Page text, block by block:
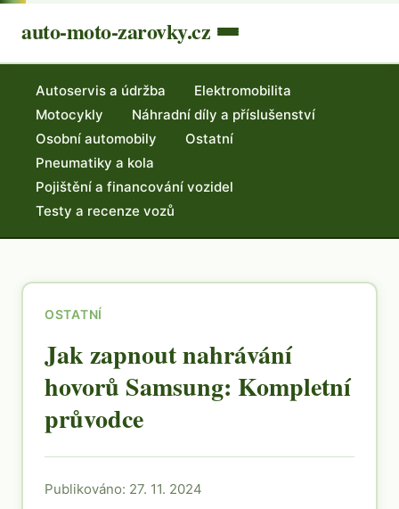
auto-moto-zarovky.cz
Autoservis a údržba
Elektromobilita
Motocykly
Náhradní díly a příslušenství
Osobní automobily
Ostatní
Pneumatiky a kola
Pojištění a financování vozidel
Testy a recenze vozů
OSTATNÍ
Jak zapnout nahrávání
hovorů Samsung: Kompletní
průvodce
Publikováno: 27. 11. 2024